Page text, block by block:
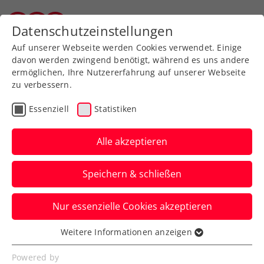
Zurück zur Newsübersicht
Turniere
Generali Open Kitzbühel:
Neumayer rückt ins
Hauptfeld nach
Matteo Berrettini sagt fürs ATP-Event in
Tirol ab. Somit stehen zumindest drei
Österreicher im Main Draw.
Verfasst von: Presseaussendung / Redaktion, 11.07.2025
Datenschutzeinstellungen
Auf unserer Webseite werden Cookies verwendet. Einige
davon werden zwingend benötigt, während es uns andere
ermöglichen, Ihre Nutzererfahrung auf unserer Webseite
zu verbessern.
Essenziell Statistiken
Alle akzeptieren
Speichern & schließen
Nur essenzielle Cookies akzeptieren
Essenziell
Essenzielle Cookies werden für grundlegende
Weitere Informationen anzeigen
Powered by